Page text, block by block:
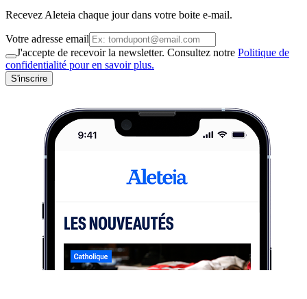
Recevez Aleteia chaque jour dans votre boite e-mail.
Votre adresse email
J'accepte de recevoir la newsletter. Consultez notre Politique de
confidentialité pour en savoir plus.
S'inscrire